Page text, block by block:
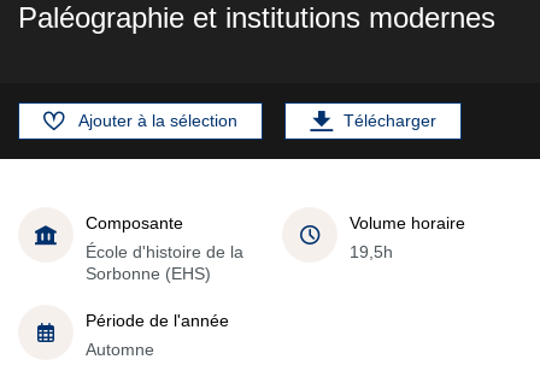
Paléographie et institutions modernes
Ajouter à la sélection Télécharger
Composante
École d'histoire de la
Sorbonne (EHS)
Volume horaire
19,5h
Période de l'année
Automne